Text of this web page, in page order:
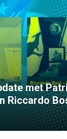
met
Riccardo